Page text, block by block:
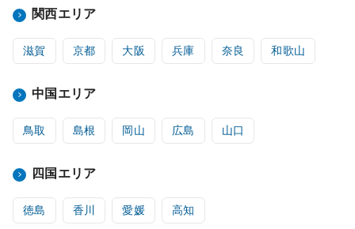
関西エリア
滋賀 京都 大阪 兵庫 奈良 和歌山
中国エリア
鳥取 島根 岡山 広島 山口
四国エリア
徳島 香川 愛媛 高知